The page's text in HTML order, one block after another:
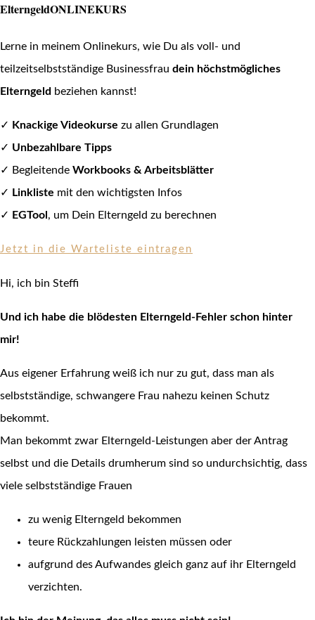
ElterngeldONLINEKURS
Lerne in meinem Onlinekurs, wie Du als voll- und
teilzeitselbstständige Businessfrau dein höchstmögliches
Elterngeld beziehen kannst!
✓ Knackige Videokurse zu allen Grundlagen
✓ Unbezahlbare Tipps
✓ Begleitende Workbooks & Arbeitsblätter
✓ Linkliste mit den wichtigsten Infos
✓ EGTool , um Dein Elterngeld zu berechnen
Jetzt in die Warteliste eintragen
Hi, ich bin Steffi
Und ich habe die blödesten Elterngeld-Fehler schon hinter
mir!
Aus eigener Erfahrung weiß ich nur zu gut, dass man als
selbstständige, schwangere Frau nahezu keinen Schutz
bekommt.
Man bekommt zwar Elterngeld-Leistungen aber der Antrag
selbst und die Details drumherum sind so undurchsichtig, dass
viele selbstständige Frauen
zu wenig Elterngeld bekommen
teure Rückzahlungen leisten müssen oder
aufgrund des Aufwandes gleich ganz auf ihr Elterngeld
verzichten.